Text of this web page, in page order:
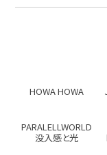
HOWA HOWA
PARALELLWORLD
没入感と光